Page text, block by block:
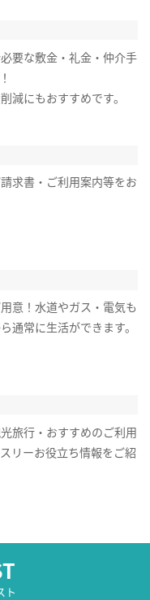
要な敷金・礼金・仲介手
減にもおすすめです。
求書・ご利用案内等をお
意！水道やガス・電気も
通常に生活ができます。
旅行・おすすめのご利用
リーお役立ち情報をご紹
ト